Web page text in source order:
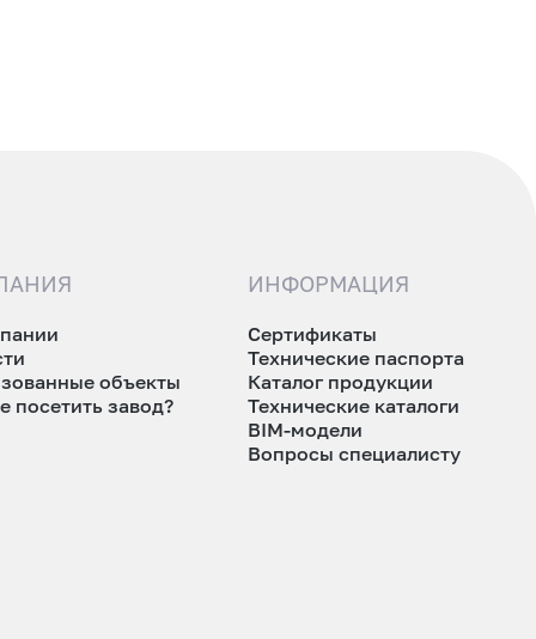
объекты
посетить завод?
ИНФОРМАЦИЯ
Сертификаты
Технические паспорта
Каталог продукции
Технические каталоги
BIM-модели
Вопросы специалисту